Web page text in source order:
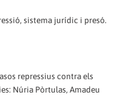
sistema jurídic i presó.
repressius contra els
Núria Pòrtulas, Amadeu